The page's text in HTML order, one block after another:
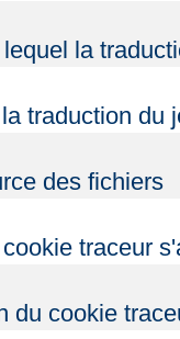
la
traduction du
des fichiers
traceur
du cookie